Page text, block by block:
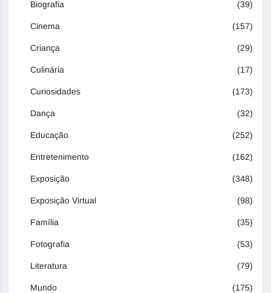
Biografia (39)
Cinema (157)
Criança (29)
Culinária (17)
Curiosidades (173)
Dança (32)
Educação (252)
Entretenimento (162)
Exposição (348)
Exposição Virtual (98)
Família (35)
Fotografia (53)
Literatura (79)
Mundo (175)